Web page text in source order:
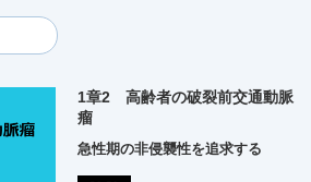
1章2 高齢者の破裂前交通動脈
瘤
急性期の非侵襲性を追求する